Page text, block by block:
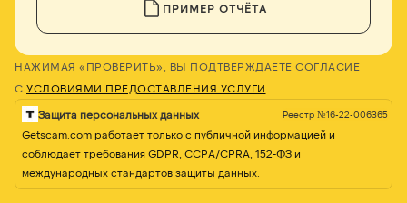
ПРИМЕР ОТЧЁТА
НАЖИМАЯ «ПРОВЕРИТЬ», ВЫ ПОДТВЕРЖДАЕТЕ СОГЛАСИЕ
С УСЛОВИЯМИ ПРЕДОСТАВЛЕНИЯ УСЛУГИ
Защита персональных данных Реестр №16-22-006365
Getscam.com работает только с публичной информацией и
соблюдает требования GDPR, CCPA/CPRA, 152-ФЗ и
международных стандартов защиты данных.